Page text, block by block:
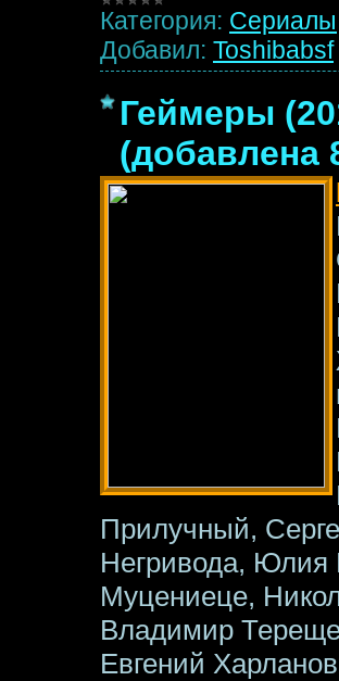
Категория: Сериалы
Добавил: Toshibabsf
Геймеры
(добавлена
Прилучный,
Негривода, Юлия
Муцениеце,
Владимир
Евгений